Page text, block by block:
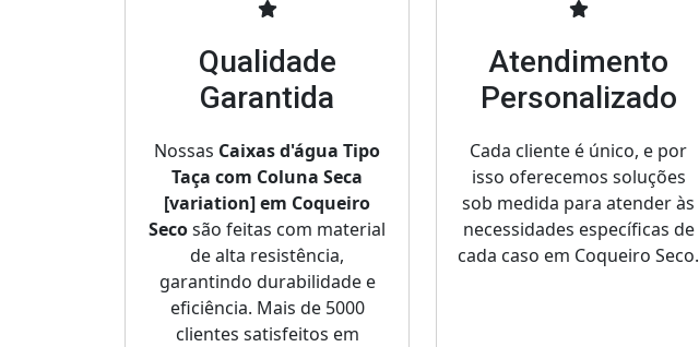
Qualidade
Garantida
Nossas Caixas d'água Tipo
Taça com Coluna Seca
[variation] em Coqueiro
Secosão feitas com material
de alta resistência,
garantindo durabilidade e
eficiência. Mais de 5000
clientes satisfeitos em
Atendimento
Personalizado
Cada cliente é único, e por
isso oferecemos soluções
sob medida para atender às
necessidades específicas de
cada caso em Coqueiro Seco.